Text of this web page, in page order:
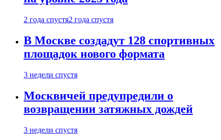
2 года спустя2 года спустя
В Москве создадут 128 спортивных
площадок нового формата
3 недели спустя
Москвичей предупредили о
возвращении затяжных дождей
3 недели спустя